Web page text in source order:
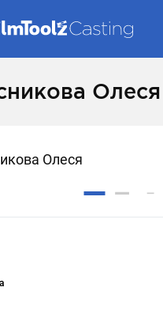
Олеся